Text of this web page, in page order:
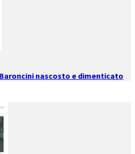
nascosto e dimenticato